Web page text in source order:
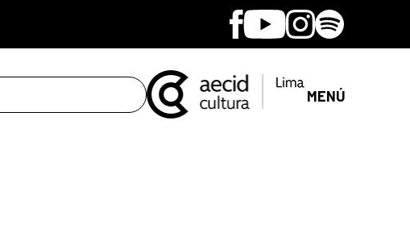
Facebook
YoutubeInstagram
Spotify
MENÚ